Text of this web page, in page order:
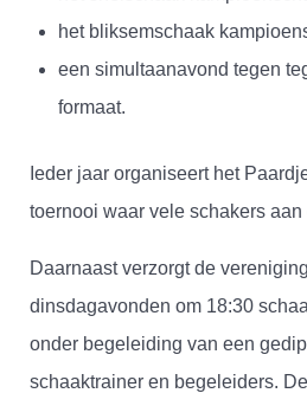
het bliksemschaak
een simultaanavond tegen
formaat.
Ieder jaar organiseert het
toernooi waar vele schakers aan
Daarnaast verzorgt de
dinsdagavonden om 18:30
onder begeleiding van een
schaaktrainer en begeleiders.